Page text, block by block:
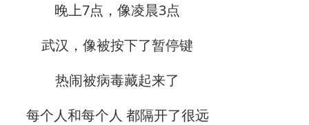
晚上7点，像凌晨3点
武汉，像被按下了暂停键
热闹被病毒藏起来了
每个人和每个人 都隔开了很远